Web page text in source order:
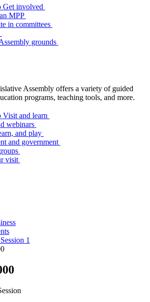
Get involved
MPP
in committees
grounds
Assembly offers a variety of guided
programs, teaching tools, and more.
Visit and learn
webinars
and play
and government
visit
1